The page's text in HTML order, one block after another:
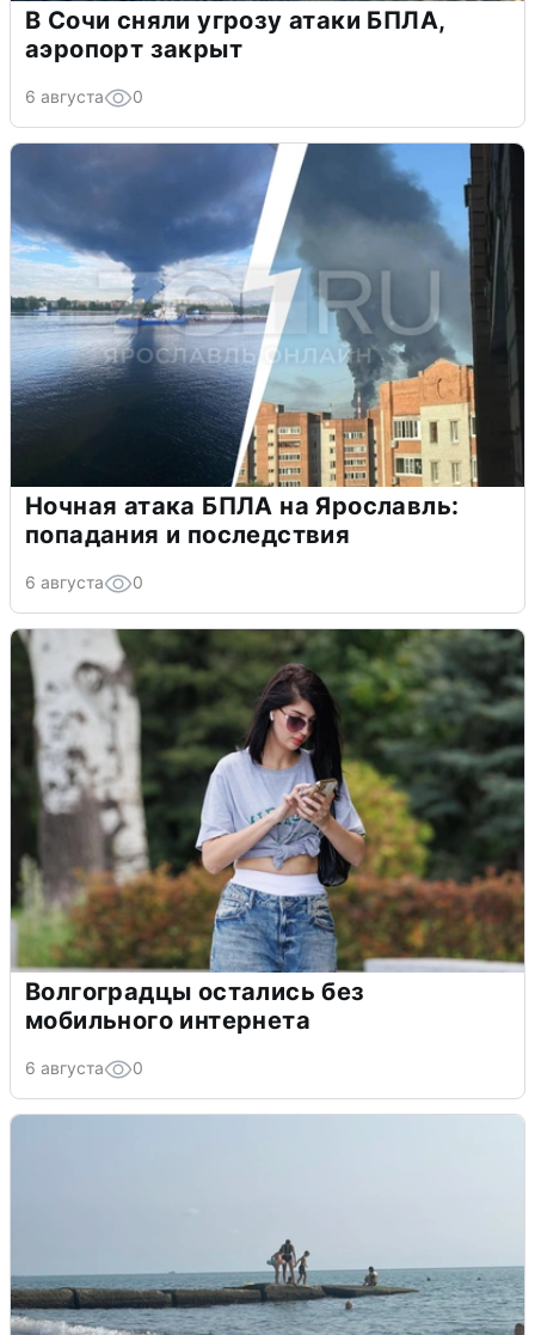
В Сочи сняли угрозу атаки БПЛА,
аэропорт закрыт
6 августа 0
Ночная атака БПЛА на Ярославль:
попадания и последствия
6 августа 0
Волгоградцы остались без
мобильного интернета
6 августа 0